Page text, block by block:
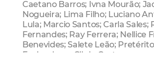
Caetano Barros; Ivna Mourão;
Nogueira; Lima Filho; Luciano
Lula; Marcio Santos; Carla Sales;
Fernandes; Ray Ferrera; Nellice
Benevides; Salete Leão;
Euripedes; e Gil de Castro.